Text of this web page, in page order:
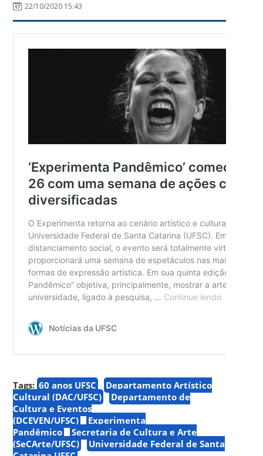
22/10/2020 15:43
Tags: 60 anos UFSC
Departamento Artístico
Cultural (DAC/UFSC)
Departamento de
Cultura e Eventos
(DCEVEN/UFSC)
Experimenta
Pandêmico
Secretaria de Cultura e Arte
(SeCArte/UFSC)
Universidade Federal de Santa